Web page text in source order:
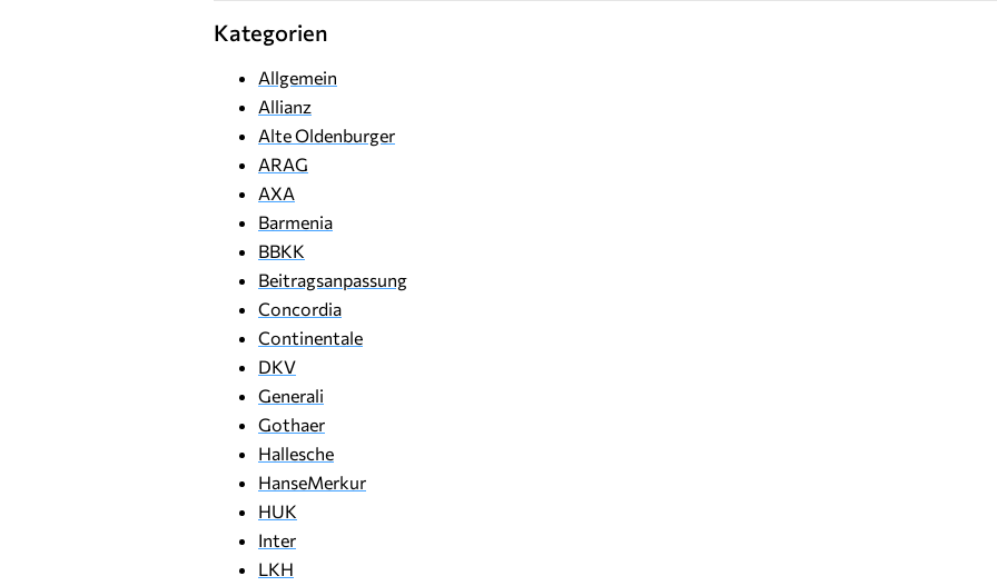
Kategorien
Allgemein
Allianz
Alte Oldenburger
ARAG
AXA
Barmenia
BBKK
Beitragsanpassung
Concordia
Continentale
DKV
Generali
Gothaer
Hallesche
HanseMerkur
HUK
Inter
LKH